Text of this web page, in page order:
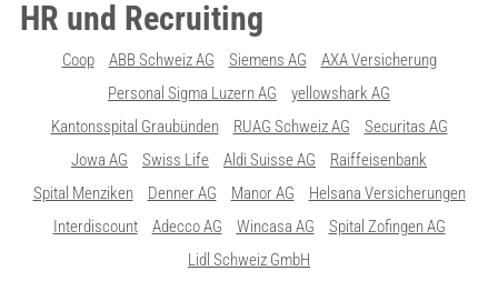
HR und Recruiting
Coop ABB Schweiz AG Siemens AG
AXA Versicherung
Personal Sigma Luzern AG
yellowshark AG
Kantonsspital Graubünden
RUAG Schweiz AG
Securitas AG
Jowa AG
Swiss Life Aldi Suisse AG
Raiffeisenbank
Spital Menziken
Denner AG Manor AG
Helsana Versicherungen
Interdiscount
Adecco AG Wincasa AG
Spital Zofingen AG
Lidl Schweiz GmbH